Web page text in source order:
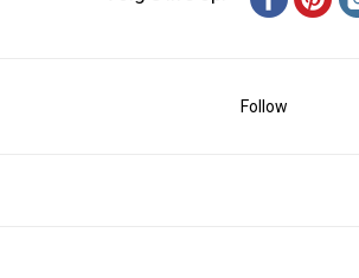
Follow